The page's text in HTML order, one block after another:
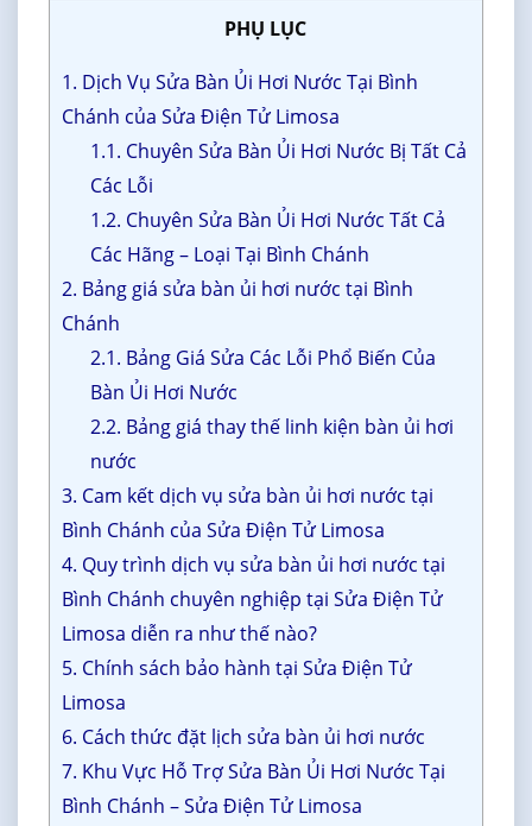
PHỤ LỤC
1. Dịch Vụ Sửa Bàn Ủi Hơi Nước Tại Bình
Chánh của Sửa Điện Tử Limosa
1.1. Chuyên Sửa Bàn Ủi Hơi Nước Bị Tất Cả
Các Lỗi
1.2. Chuyên Sửa Bàn Ủi Hơi Nước Tất Cả
Các Hãng – Loại Tại Bình Chánh
2. Bảng giá sửa bàn ủi hơi nước tại Bình
Chánh
2.1. Bảng Giá Sửa Các Lỗi Phổ Biến Của
Bàn Ủi Hơi Nước
2.2. Bảng giá thay thế linh kiện bàn ủi hơi
nước
3. Cam kết dịch vụ sửa bàn ủi hơi nước tại
Bình Chánh của Sửa Điện Tử Limosa
4. Quy trình dịch vụ sửa bàn ủi hơi nước tại
Bình Chánh chuyên nghiệp tại Sửa Điện Tử
Limosa diễn ra như thế nào?
5. Chính sách bảo hành tại Sửa Điện Tử
Limosa
6. Cách thức đặt lịch sửa bàn ủi hơi nước
7. Khu Vực Hỗ Trợ Sửa Bàn Ủi Hơi Nước Tại
Bình Chánh – Sửa Điện Tử Limosa